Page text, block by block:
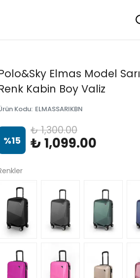
Elmas Model Sarı
Kabin Boy Valiz
Kodu: ELMASSARIKBN
%15
₺ 1,300.00
₺ 1,099.00